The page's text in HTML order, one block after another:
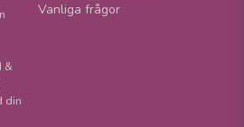
&
din
Vanliga frågor